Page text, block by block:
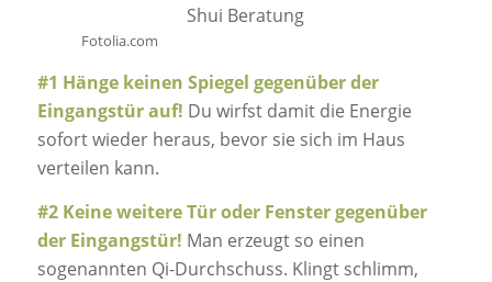
Fotolia.com
#1 Hänge keinen Spiegel gegenüber der
Eingangstür auf! Du wirfst damit die Energie
sofort wieder heraus, bevor sie sich im Haus
verteilen kann.
#2 Keine weitere Tür oder Fenster gegenüber
der Eingangstür! Man erzeugt so einen
sogenannten Qi-Durchschuss. Klingt schlimm,